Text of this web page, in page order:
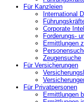
Für Kanzleien
International
Corporate
Forderungs-
Ermittlungen
Zeugensuche
Für Versicherungen
Für Privatpersonen
Ermittlungen